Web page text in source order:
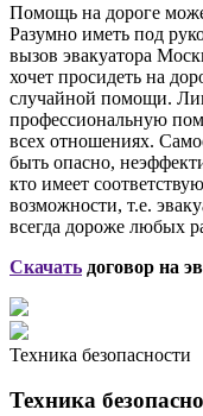
Помощь на дороге
Разумно иметь под
вызов эвакуатора
хочет просидеть на
случайной помощи.
профессиональную
всех отношениях.
быть опасно,
кто имеет
возможности, т.е.
всегда дороже любых
Скачать договор на
Техника безопасности
Техника